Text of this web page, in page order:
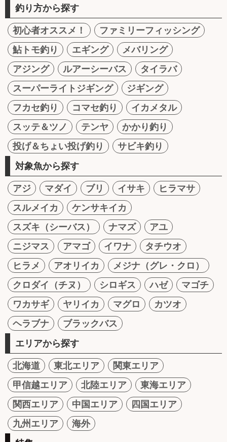
釣り方から探す
初心者オススメ！
ファミリーフィッシング
鮎トモ釣り
エギング
メバリング
アジング
ルアーシーバス
タイラバ
スーパーライトジギング
ジギング
フカセ釣り
コマセ釣り
イカメタル
スッテ＆ツノ
テンヤ
かかり釣り
投げ＆ちょい投げ釣り
サビキ釣り
対象魚から探す
アジ マダイ ブリ イサキ
ヒラマサ
スルメイカ
ケンサキイカ
スズキ（シーバス）
ナマズ
アユ
ニジマス
アマゴ イワナ
タチウオ
ヒラメ
アオリイカ
メジナ（グレ・クロ）
クロダイ（チヌ）
シロギス ハゼ
マゴチ
ワカサギ
ヤリイカ マグロ
カツオ
ヘラブナ
ブラックバス
エリアから探す
北海道 東北エリア
関東エリア
甲信越エリア
北陸エリア
東海エリア
関西エリア
中国エリア
四国エリア
九州エリア
海外